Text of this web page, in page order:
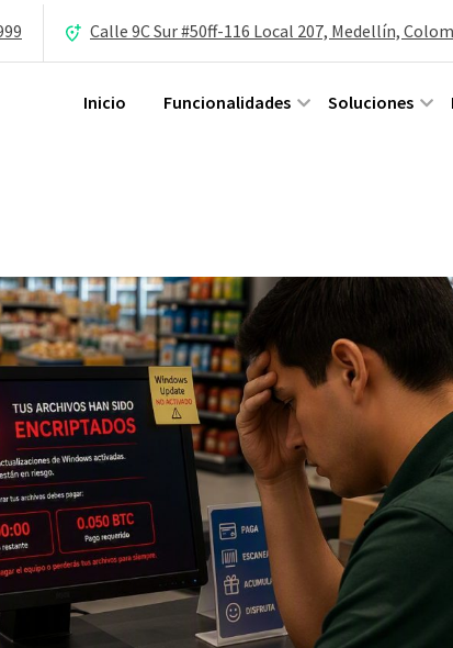
Calle 9C Sur #50ff-116 Local 207, Medellín,
Inicio Funcionalidades Soluciones